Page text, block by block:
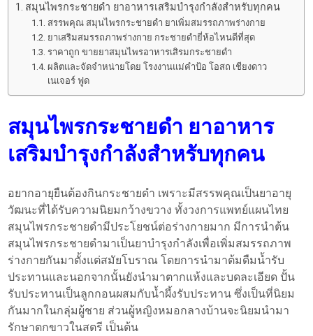
สมุนไพรกระชายดำ ยาอาหารเสริมบำรุงกำลังสำหรับทุกคน
สรรพคุณ สมุนไพรกระชายดำ ยาเพิ่มสมรรถภาพร่างกาย
ยาเสริมสมรรถภาพร่างกาย กระชายดำยี่ห้อไหนดีที่สุด
ราคาถูก ขายยาสมุนไพรอาหารเสิรมกระชายดำ
ผลิตและจัดจำหน่ายโดย โรงงานแม่คำป้อ โอสถ เชียงดาว
เนเจอร์ ฟูด
สมุนไพรกระชายดำ ยาอาหาร
เสริมบำรุงกำลังสำหรับทุกคน
อยากอายุยืนต้องกินกระชายดำ เพราะมีสรรพคุณเป็นยาอายุ
วัฒนะที่ได้รับความนิยมกว้างขวาง ทั้งวงการแพทย์แผนไทย
สมุนไพรกระชายดำมีประโยชน์ต่อร่างกายมาก มีการนำต้น
สมุนไพรกระชายดำมาเป็นยาบำรุงกำลังเพื่อเพิ่มสมรรถภาพ
ร่างกายกันมาตั้งแต่สมัยโบราณ โดยการนำมาต้มดืมน้ำรับ
ประทานและนอกจากนั้นยังนำมาตากแห้งและบดละเอียด ปั้น
รับประทานเป็นลูกกอนผสมกับน้ำผึ้งรับประทาน ซึ่งเป็นที่นิยม
กันมากในกลุ่มผู้ชาย ส่วนผู้หญิงหมอกลางบ้านจะนิยมนำมา
รักษาตกขาวในสตรี เป็นต้น